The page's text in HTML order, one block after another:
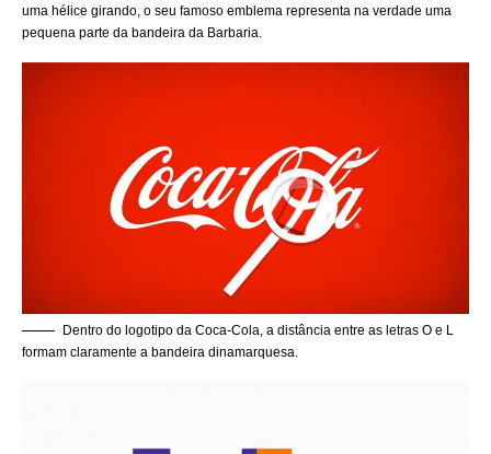
uma hélice girando, o seu famoso emblema representa na verdade uma
pequena parte da bandeira da Barbaria.
Dentro do logotipo da Coca-Cola, a distância entre as letras O e L
formam claramente a bandeira dinamarquesa.